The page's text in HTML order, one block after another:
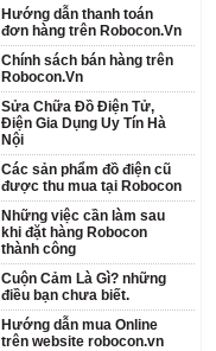
Hướng dẫn thanh toán
đơn hàng trên Robocon.Vn
Chính sách bán hàng trên
Robocon.Vn
Sửa Chữa Đồ Điện Tử,
Điện Gia Dụng Uy Tín Hà
Nội
Các sản phẩm đồ điện cũ
được thu mua tại Robocon
Những việc cần làm sau
khi đặt hàng Robocon
thành công
Cuộn Cảm Là Gì? những
điều bạn chưa biết.
Hướng dẫn mua Online
trên website robocon.vn